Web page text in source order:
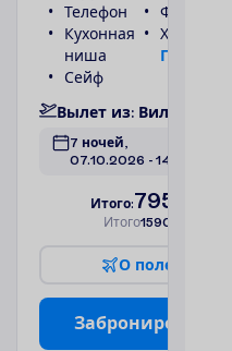
Телефон
Кухонная
ниша
Сейф
Фен
П
Вылет из: Вил
7 ночей,
07.10.2026 - 14.10.2026
Итого:795.00
Итого1590.00
О поле
Заброниро